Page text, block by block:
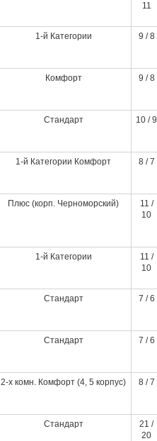
11
1-й Категории 9 / 8
Комфорт 9 / 8
Стандарт 10 / 9
1-й Категории Комфорт 8 / 7
Плюс (корп. Черноморский)
11 /
10
1-й Категории
11 /
10
Стандарт 7 / 6
Стандарт 7 / 6
2-х комн. Комфорт (4, 5 корпус) 8 / 7
Стандарт
21 /
20